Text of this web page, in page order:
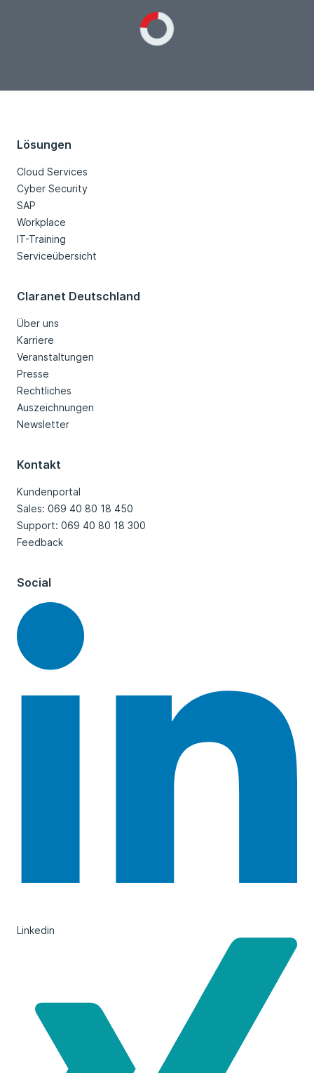
Lösungen
Cloud Services
Cyber Security
SAP
Workplace
IT-Training
Serviceübersicht
Claranet Deutschland
Über uns
Karriere
Veranstaltungen
Presse
Rechtliches
Auszeichnungen
Newsletter
Kontakt
Kundenportal
Sales: 069 40 80 18 450
Support: 069 40 80 18 300
Feedback
Social
Linkedin